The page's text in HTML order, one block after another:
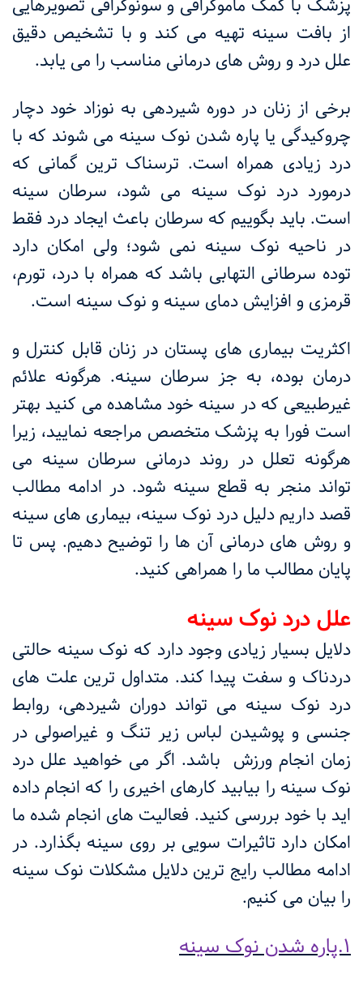
پزشک با کمک ماموگرافی و سونوگرافی تصویرهایی
از بافت سینه تهیه می کند و با تشخیص دقیق
علل درد و روش های درمانی مناسب را می یابد.
برخی از زنان در دوره شیردهی به نوزاد خود دچار
چروکیدگی یا پاره شدن نوک سینه می شوند که با
درد زیادی همراه است. ترسناک ترین گمانی که
درمورد درد نوک سینه می شود، سرطان سینه
است. باید بگوییم که سرطان باعث ایجاد درد فقط
در ناحیه نوک سینه نمی شود؛ ولی امکان دارد
توده سرطانی التهابی باشد که همراه با درد، تورم،
قرمزی و افزایش دمای سینه و نوک سینه است.
اکثریت بیماری های پستان در زنان قابل کنترل و
درمان بوده، به جز سرطان سینه. هرگونه علائم
غیرطبیعی که در سینه خود مشاهده می کنید بهتر
است فورا به پزشک متخصص مراجعه نمایید، زیرا
هرگونه تعلل در روند درمانی سرطان سینه می
تواند منجر به قطع سینه شود. در ادامه مطالب
قصد داریم دلیل درد نوک سینه، بیماری های سینه
و روش های درمانی آن ها را توضیح دهیم. پس تا
پایان مطالب ما را همراهی کنید.
علل درد نوک سینه
دلایل بسیار زیادی وجود دارد که نوک سینه حالتی
دردناک و سفت پیدا کند. متداول ترین علت های
درد نوک سینه می تواند دوران شیردهی، روابط
جنسی و پوشیدن لباس زیر تنگ و غیراصولی در
زمان انجام ورزش باشد. اگر می خواهید علل درد
نوک سینه را بیابید کارهای اخیری را که انجام داده
اید با خود بررسی کنید. فعالیت های انجام شده ما
امکان دارد تاثیرات سویی بر روی سینه بگذارد. در
ادامه مطالب رایج ترین دلایل مشکلات نوک سینه
را بیان می کنیم.
1.پاره شدن نوک سینه